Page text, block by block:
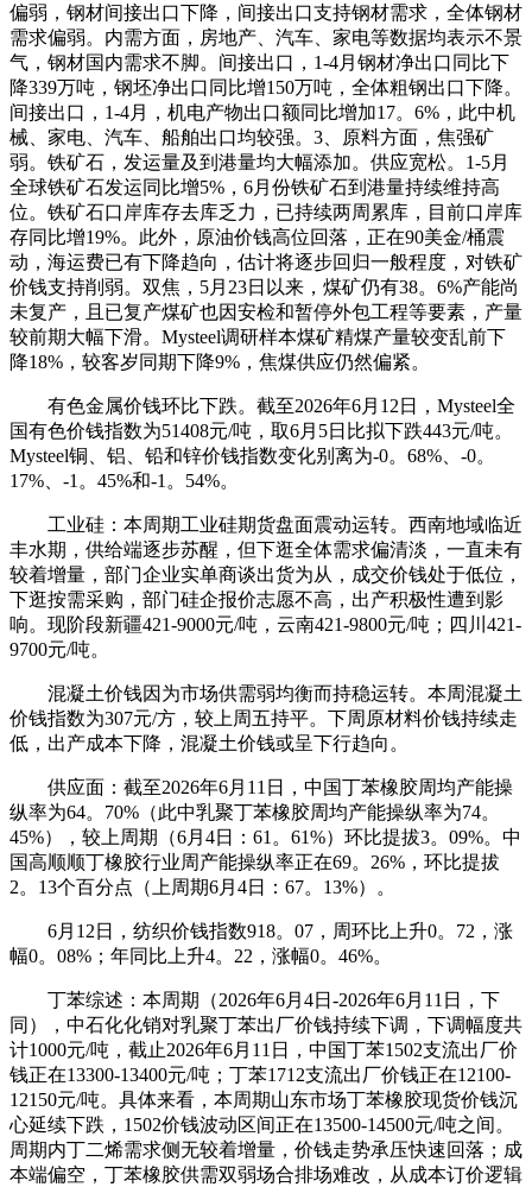
偏弱，钢材间接出口下降，间接出口支持钢材需求，全体钢材
需求偏弱。内需方面，房地产、汽车、家电等数据均表示不景
气，钢材国内需求不脚。间接出口，1-4月钢材净出口同比下
降339万吨，钢坯净出口同比增150万吨，全体粗钢出口下降。
间接出口，1-4月，机电产物出口额同比增加17。6%，此中机
械、家电、汽车、船舶出口均较强。3、原料方面，焦强矿
弱。铁矿石，发运量及到港量均大幅添加。供应宽松。1-5月
全球铁矿石发运同比增5%，6月份铁矿石到港量持续维持高
位。铁矿石口岸库存去库乏力，已持续两周累库，目前口岸库
存同比增19%。此外，原油价钱高位回落，正在90美金/桶震
动，海运费已有下降趋向，估计将逐步回归一般程度，对铁矿
价钱支持削弱。双焦，5月23日以来，煤矿仍有38。6%产能尚
未复产，且已复产煤矿也因安检和暂停外包工程等要素，产量
较前期大幅下滑。Mysteel调研样本煤矿精煤产量较变乱前下
降18%，较客岁同期下降9%，焦煤供应仍然偏紧。
有色金属价钱环比下跌。截至2026年6月12日，Mysteel全
国有色价钱指数为51408元/吨，取6月5日比拟下跌443元/吨。
Mysteel铜、铝、铅和锌价钱指数变化别离为-0。68%、-0。
17%、-1。45%和-1。54%。
工业硅：本周期工业硅期货盘面震动运转。西南地域临近
丰水期，供给端逐步苏醒，但下逛全体需求偏清淡，一直未有
较着增量，部门企业实单商谈出货为从，成交价钱处于低位，
下逛按需采购，部门硅企报价志愿不高，出产积极性遭到影
响。现阶段新疆421-9000元/吨，云南421-9800元/吨；四川421-
9700元/吨。
混凝土价钱因为市场供需弱均衡而持稳运转。本周混凝土
价钱指数为307元/方，较上周五持平。下周原材料价钱持续走
低，出产成本下降，混凝土价钱或呈下行趋向。
供应面：截至2026年6月11日，中国丁苯橡胶周均产能操
纵率为64。70%（此中乳聚丁苯橡胶周均产能操纵率为74。
45%），较上周期（6月4日：61。61%）环比提拔3。09%。中
国高顺顺丁橡胶行业周产能操纵率正在69。26%，环比提拔
2。13个百分点（上周期6月4日：67。13%）。
6月12日，纺织价钱指数918。07，周环比上升0。72，涨
幅0。08%；年同比上升4。22，涨幅0。46%。
丁苯综述：本周期（2026年6月4日-2026年6月11日，下
同），中石化化销对乳聚丁苯出厂价钱持续下调，下调幅度共
计1000元/吨，截止2026年6月11日，中国丁苯1502支流出厂价
钱正在13300-13400元/吨；丁苯1712支流出厂价钱正在12100-
12150元/吨。具体来看，本周期山东市场丁苯橡胶现货价钱沉
心延续下跌，1502价钱波动区间正在13500-14500元/吨之间。
周期内丁二烯需求侧无较着增量，价钱走势承压快速回落；成
本端偏空，丁苯橡胶供需双弱场合排场难改，从成本订价逻辑